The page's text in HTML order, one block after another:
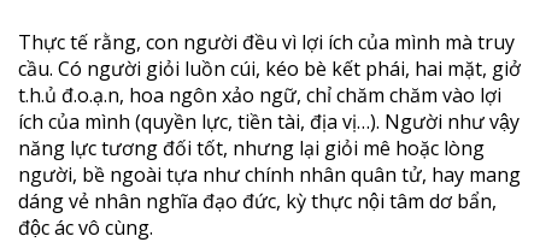
Thực tế rằng, con người đều vì lợi ích của mình mà truy
cầu. Có người giỏi luồn cúi, kéo bè kết phái, hai mặt, giở
t.h.ủ đ.o.ạ.n, hoa ngôn xảo ngữ, chỉ chăm chăm vào lợi
ích của mình (quyền lực, tiền tài, địa vị…). Người như vậy
năng lực tương đối tốt, nhưng lại giỏi mê hoặc lòng
người, bề ngoài tựa như chính nhân quân tử, hay mang
dáng vẻ nhân nghĩa đạo đức, kỳ thực nội tâm dơ bẩn,
độc ác vô cùng.